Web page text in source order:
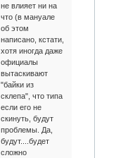
не влияет ни на
что (в мануале
об этом
написано, кстати,
хотя иногда даже
официалы
вытаскивают
"байки из
склепа", что типа
если его не
скинуть, будут
проблемы. Да,
будут....будет
сложно